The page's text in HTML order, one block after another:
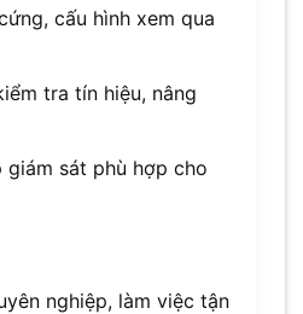
cấu hình xem qua
tra tín hiệu, nâng
giám sát phù hợp cho
nghiệp, làm việc tận